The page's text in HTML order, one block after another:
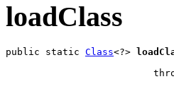
loadClass
public static Class<?>